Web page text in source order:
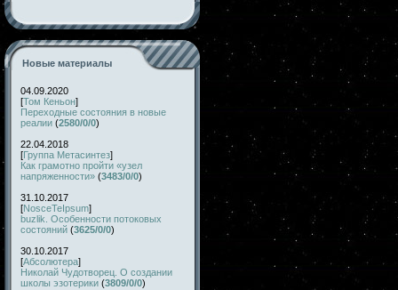
Новые материалы
04.09.2020
[Том Кеньон]
Переходные состояния в новые
реалии (2580/0/0)
22.04.2018
[Группа Метасинтез]
Как грамотно пройти «узел
напряженности» (3483/0/0)
31.10.2017
[NosceTeIpsum]
buzlik. Особенности потоковых
состояний (3625/0/0)
30.10.2017
[Абсолютера]
Николай Чудотворец. О создании
школы эзотерики (3809/0/0)